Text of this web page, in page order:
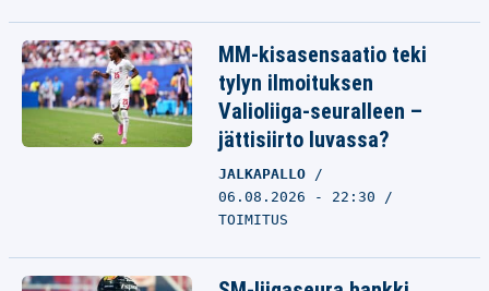
MM-kisasensaatio teki
tylyn ilmoituksen
Valioliiga-seuralleen –
jättisiirto luvassa?
JALKAPALLO
06.08.2026 - 22:30
TOIMITUS